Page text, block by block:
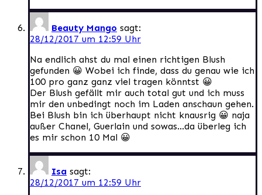
Beauty Mango sagt:
28/12/2017 um 12:59 Uhr
Na endlich ahst du mal einen richtigen Blush
gefunden 😀 Wobei ich finde, dass du genau wie ich
100 pro ganz ganz viel tragen könntst 😀
Der Blush gefällt mir auch total gut und ich muss
mir den unbedingt noch im Laden anschaun gehen.
Bei Blush bin ich überhaupt nicht knausrig 😀 naja
außer Chanel, Guerlain und sowas…da überleg ich
es mir schon 10 Mal 😀
Isa sagt:
28/12/2017 um 12:59 Uhr